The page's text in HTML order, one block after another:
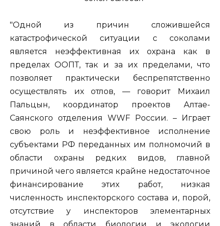
"Одной из причин сложившейся
катастрофической ситуации с соколами
является неэффективная их охрана как в
пределах ООПТ, так и за их пределами, что
позволяет практически беспрепятственно
осуществлять их отлов, — говорит Михаил
Пальцын, координатор проектов Алтае-
Саянского отделения WWF России. – Играет
свою роль и неэффективное исполнение
субъектами РФ переданных им полномочий в
области охраны редких видов, главной
причиной чего является крайне недостаточное
финансирование этих работ, низкая
численность инспекторского состава и, порой,
отсутствие у инспекторов элементарных